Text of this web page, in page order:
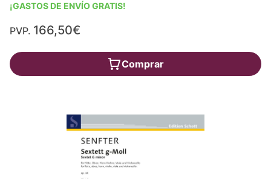
¡GASTOS DE ENVÍO GRATIS!
PVP. 166,50€
Comprar